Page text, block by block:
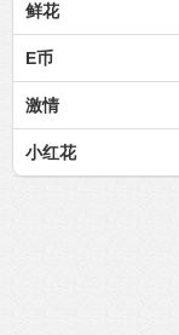
鲜花
E币
激情
小红花